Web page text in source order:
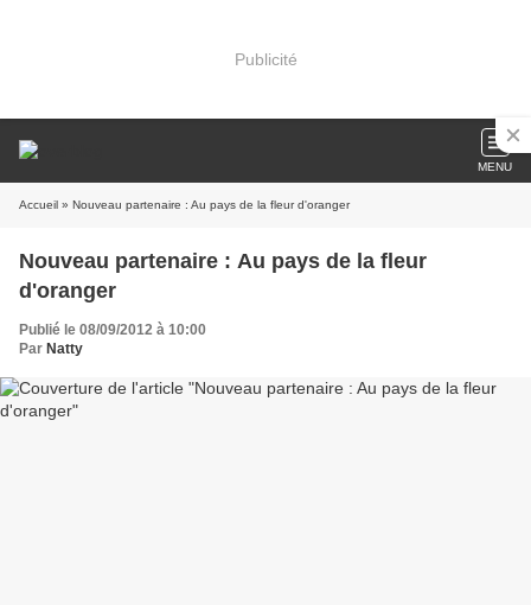
Publicité
MENU
Accueil » Nouveau partenaire : Au pays de la fleur d'oranger
Nouveau partenaire : Au pays de la fleur
d'oranger
Publié le 08/09/2012 à 10:00
Par Natty